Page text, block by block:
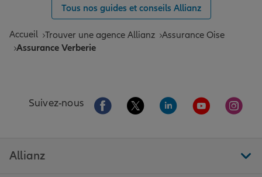
Tous nos guides et conseils Allianz
Accueil Trouver une agence Allianz Assurance Oise
Assurance Verberie
Suivez-nous Aller sur la page Facebook de Allianz
Aller sur la page Twitter de
Aller sur la page
Aller sur la
Aller
Allianz